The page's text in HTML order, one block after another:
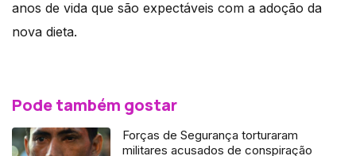
anos de vida que são expectáveis com a adoção da
nova dieta.
Pode também gostar
Forças de Segurança torturaram
militares acusados de conspiração